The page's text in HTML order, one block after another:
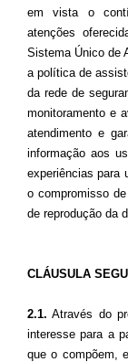
em vista o
atenções
Sistema Único de
a política de
da rede de
monitoramento e
atendimento e
informação aos
experiências para
o compromisso
de reprodução da
CLÁUSULA
2.1. Através do
interesse para a
que o compõem,